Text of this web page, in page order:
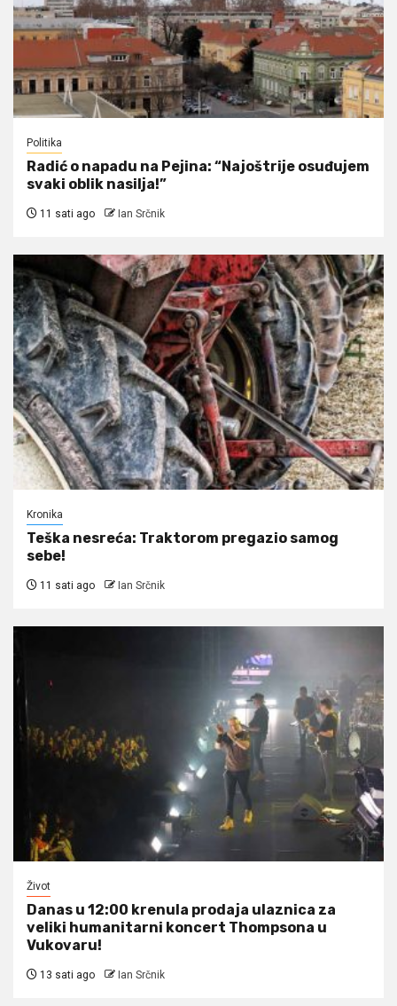
Politika
Radić o napadu na Pejina: “Najoštrije osuđujem
svaki oblik nasilja!”
11 sati ago Ian Srčnik
Kronika
Teška nesreća: Traktorom pregazio samog
sebe!
11 sati ago Ian Srčnik
Život
Danas u 12:00 krenula prodaja ulaznica za
veliki humanitarni koncert Thompsona u
Vukovaru!
13 sati ago Ian Srčnik